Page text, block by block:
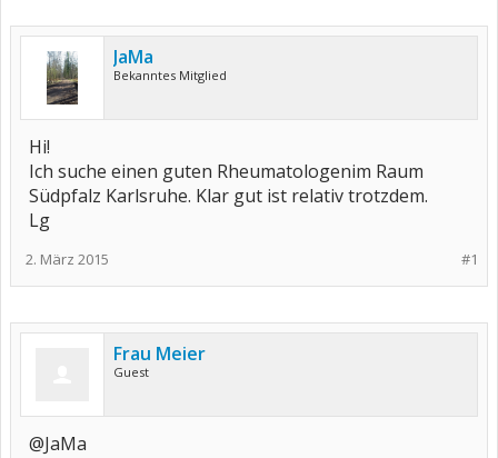
JaMa
Bekanntes Mitglied
Hi!
Ich suche einen guten Rheumatologenim Raum
Südpfalz Karlsruhe. Klar gut ist relativ trotzdem.
Lg
#1
2. März 2015
Frau Meier
Guest
@JaMa